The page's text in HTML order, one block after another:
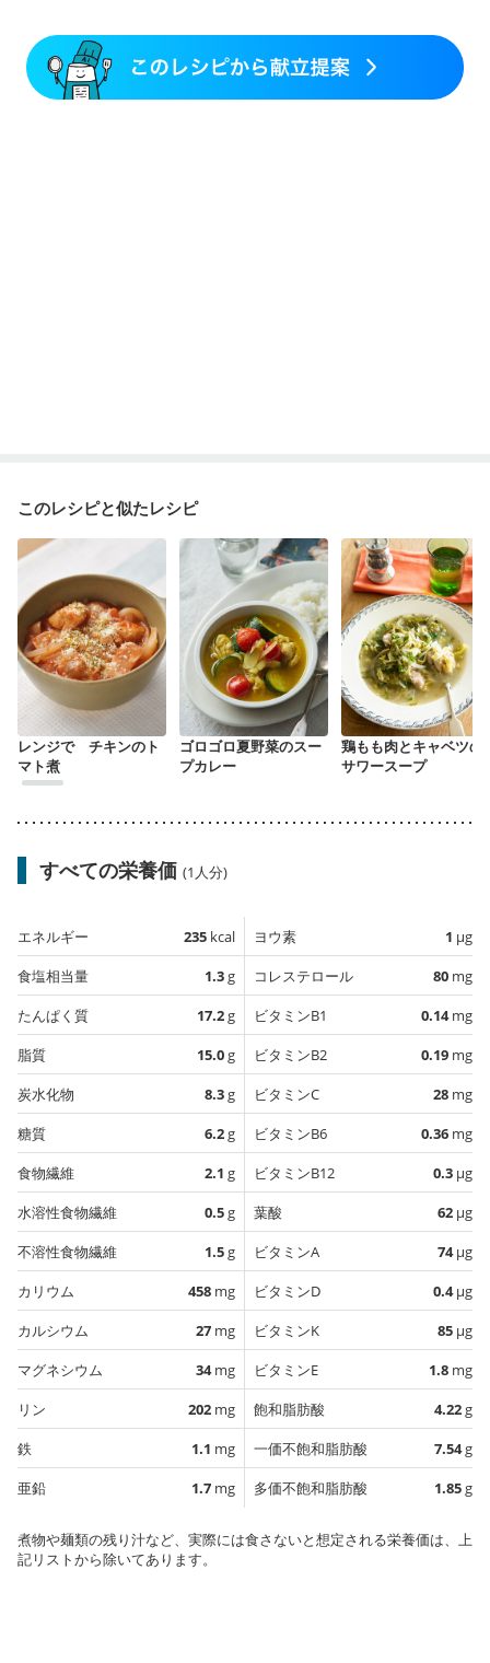
このレシピと似たレシピ
レンジで チキンのト
マト煮
ゴロゴロ夏野菜のスー
プカレー
鶏もも肉とキャベツの
サワースープ
すべての栄養価 (1人分)
エネルギー 235 kcal
食塩相当量
1.3g
たんぱく質
17.2g
脂質
15.0g
炭水化物
8.3g
糖質
6.2g
食物繊維
2.1 g
水溶性食物繊維
0.5g
不溶性食物繊維
1.5g
カリウム
458 mg
カルシウム
27 mg
マグネシウム
34mg
リン
202 mg
鉄
1.1 mg
亜鉛
1.7 mg
ヨウ素 1 µg
コレステロール
80 mg
ビタミンB1
0.14mg
ビタミンB2
0.19 mg
ビタミンC
28 mg
ビタミンB6
0.36 mg
ビタミンB12
0.3 µg
葉酸
62 µg
ビタミンA
74µg
ビタミンD
0.4µg
ビタミンK
85 µg
ビタミンE
1.8 mg
飽和脂肪酸
4.22g
一価不飽和脂肪酸
7.54g
多価不飽和脂肪酸
1.85g
煮物や麺類の残り汁など、実際には食さないと想定される栄養価は、上
記リストから除いてあります。